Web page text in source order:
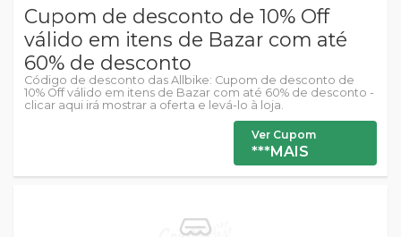
Cupom de desconto de 10% Off
válido em itens de Bazar com até
60% de desconto
Código de desconto das Allbike: Cupom de desconto de
10% Off válido em itens de Bazar com até 60% de desconto -
clicar aqui irá mostrar a oferta e levá-lo à loja.
Ver Cupom
***MAIS